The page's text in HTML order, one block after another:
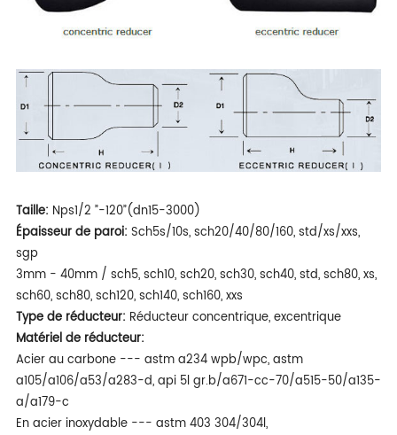
Taille: Nps1/2 ”-120”(dn15-3000)
Épaisseur de paroi: Sch5s/10s, sch20/40/80/160, std/xs/xxs,
sgp
3mm - 40mm / sch5, sch10, sch20, sch30, sch40, std, sch80, xs,
sch60, sch80, sch120, sch140, sch160, xxs
Type de réducteur: Réducteur concentrique, excentrique
Matériel de réducteur:
Acier au carbone --- astm a234 wpb/wpc, astm
a105/a106/a53/a283-d, api 5l gr.b/a671-cc-70/a515-50/a135-
a/a179-c
En acier inoxydable --- astm 403 304/304l,